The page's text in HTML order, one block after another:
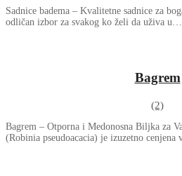
Sadnice badema – Kvalitetne sadnice za
odličan izbor za svakog ko želi da uživa u…
Bagrem
(2)
Bagrem – Otporna i Medonosna Biljka za
(Robinia pseudoacacia) je izuzetno cenjena